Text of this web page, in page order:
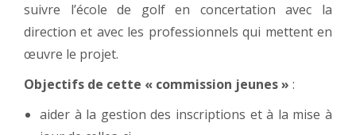
suivre l’école de golf en concertation avec la
direction et avec les professionnels qui mettent en
œuvre le projet.
Objectifs de cette « commission jeunes » :
aider à la gestion des inscriptions et à la mise à